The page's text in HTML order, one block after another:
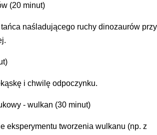
(20 minut)
naśladującego ruchy dinozaurów przy
i chwilę odpoczynku.
- wulkan (30 minut)
eksperymentu tworzenia wulkanu (np. z